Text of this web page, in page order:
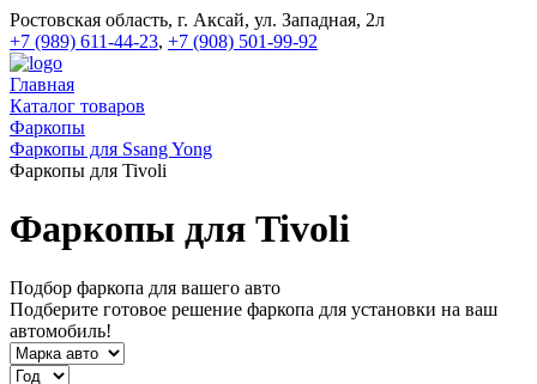
Ростовская область, г. Аксай, ул. Западная, 2л
+7 (989) 611-44-23, +7 (908) 501-99-92
Главная
Каталог товаров
Фаркопы
Фаркопы для Ssang Yong
Фаркопы для Tivoli
Фаркопы для Tivoli
Подбор фаркопа для вашего авто
Подберите готовое решение фаркопа для установки на ваш
автомобиль!